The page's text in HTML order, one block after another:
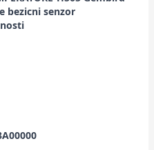
bezicni senzor